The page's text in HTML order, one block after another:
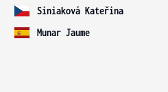
Siniaková Kateřina
Munar Jaume